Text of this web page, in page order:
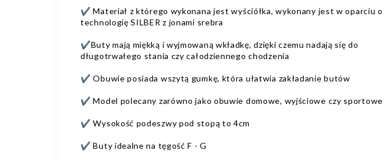
✔️ Materiał z którego wykonana jest wyściółka, wykonany jest w oparciu o
technologię SILBER z jonami srebra
✔️Buty mają miękką i wyjmowaną wkładkę, dzięki czemu nadają się do
długotrwałego stania czy całodziennego chodzenia
✔️ Obuwie posiada wszytą gumkę, która ułatwia zakładanie butów
✔️ Model polecany zarówno jako obuwie domowe, wyjściowe czy sportowe
✔️ Wysokość podeszwy pod stopą to 4cm
✔️ Buty idealne na tęgość F - G